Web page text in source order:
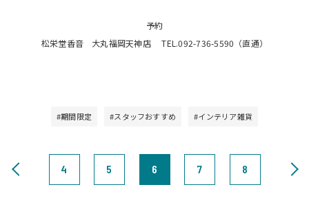
予約
松栄堂香音 大丸福岡天神店 TEL.092-736-5590（直通）
#期間限定 #スタッフおすすめ #インテリア雑貨
4 5 6 7 8